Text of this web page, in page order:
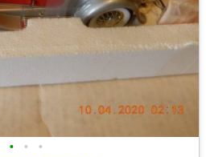
• • •